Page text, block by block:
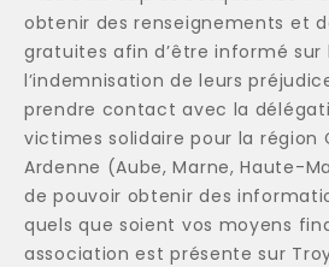
obtenir des renseignements et
gratuites afin d’être informé sur
l’indemnisation de leurs
prendre contact avec la
victimes solidaire pour la région
Ardenne (Aube, Marne, Haute-
de pouvoir obtenir des
quels que soient vos moyens
association est présente sur